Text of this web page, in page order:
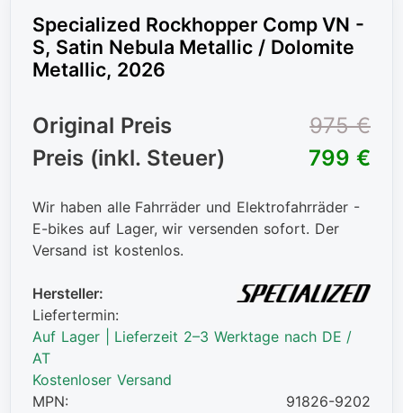
Specialized Rockhopper Comp VN -
S, Satin Nebula Metallic / Dolomite
Metallic, 2026
Original Preis
975 €
Preis (inkl. Steuer)
799 €
Wir haben alle Fahrräder und Elektrofahrräder -
E-bikes auf Lager, wir versenden sofort. Der
Versand ist kostenlos.
Hersteller:
Liefertermin:
Auf Lager | Lieferzeit 2–3 Werktage nach DE /
AT
Kostenloser Versand
MPN:
91826-9202